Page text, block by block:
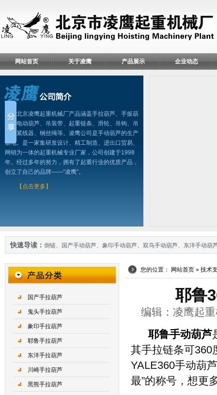
网站首页 关于凌鹰 产品展示 企业动态
北京凌鹰起重机械厂产品涵盖手拉葫芦、手扳葫
芦、电动葫芦、吊装带、起重链条、滑轮、吊钩、吊
具、紧线器、钢丝绳等。凌鹰公司是手动葫芦的生产
基地。是一家集研发设计、精工制造、进出口贸易、
网销为一体的起重机械专业厂家，公司创建于1998
年。经过多年的努力，拥有了起重行业的优质产品，
创立了自己的品牌——“凌鹰”。
【点击更多】
快速导读： 倒链、 国产手动葫芦、 象印手动葫芦、 双鸟手动葫芦、 东洋手动葫
您的位置： 网站首页 » 技术
耶鲁
编辑：凌鹰起
耶鲁手动葫芦
其手拉链条可360
YALE360手动葫
最”的称号，想更
国产手拉葫芦
鬼头手拉葫芦
象印手拉葫芦
耶鲁手拉葫芦
东洋手拉葫芦
川崎手拉葫芦
黑熊手拉葫芦